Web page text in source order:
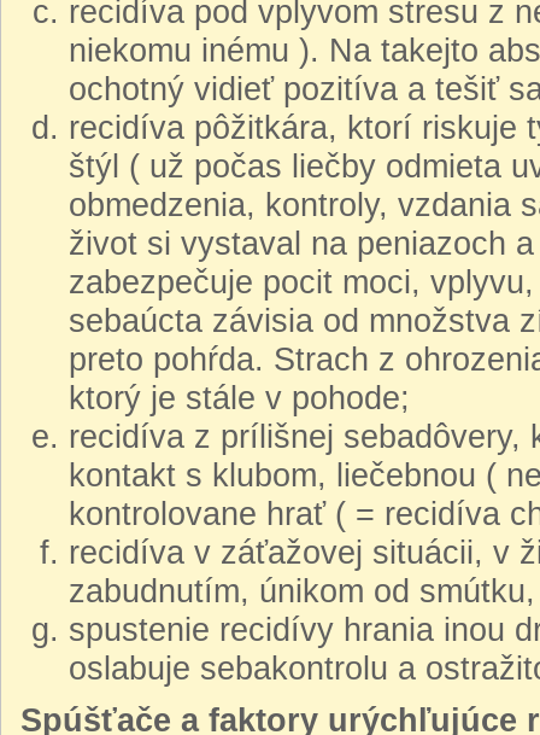
recidíva pod vplyvom stresu z
niekomu inému ). Na takejto
ochotný vidieť pozitíva a tešiť
recidíva pôžitkára, ktorí riskuje
štýl ( už počas liečby odmieta
obmedzenia, kontroly, vzdania
život si vystaval na peniazoch
zabezpečuje pocit moci,
sebaúcta závisia od množstva
preto pohŕda. Strach z
ktorý je stále v pohode;
recidíva z prílišnej sebadôvery,
kontakt s klubom, liečebnou (
kontrolovane hrať ( = recidíva
recidíva v záťažovej situácii, v
zabudnutím, únikom od
spustenie recidívy hrania inou
oslabuje sebakontrolu a
Spúšťače a faktory urýchľujúce